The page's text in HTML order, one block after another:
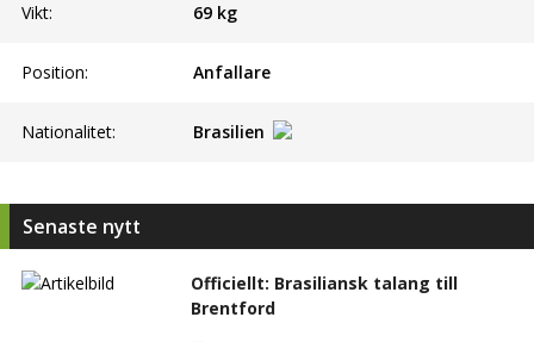
Vikt: 69kg
Position: Anfallare
Nationalitet: Brasilien
Senaste nytt
Officiellt: Brasiliansk talang till
Brentford